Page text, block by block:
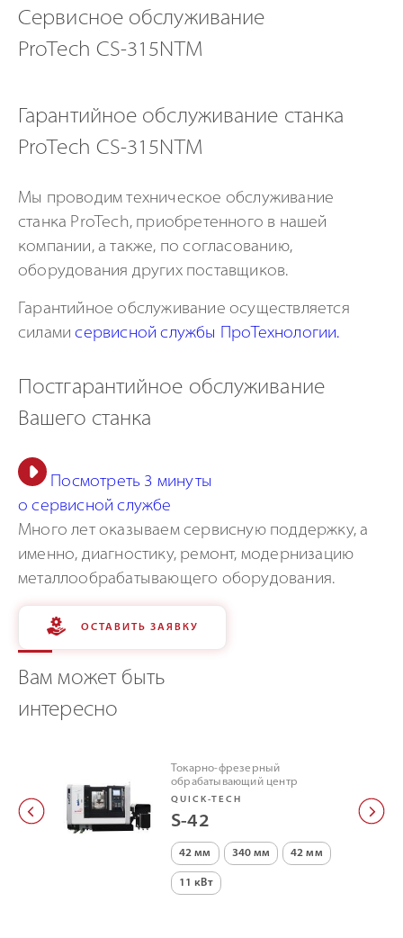
Сервисное обслуживание
ProTech CS-315NTM
Гарантийное обслуживание станка
ProTech CS-315NTM
Мы проводим техническое обслуживание
станка ProTech, приобретенного в нашей
компании, а также, по согласованию,
оборудования других поставщиков.
Гарантийное обслуживание осуществляется
силамисервисной службы ПроТехнологии.
Постгарантийное обслуживание
Вашего станка
Посмотреть 3 минуты
о сервисной службе
Много лет оказываем сервисную поддержку, а
именно, диагностику, ремонт, модернизацию
металлообрабатывающего оборудования.
ОСТАВИТЬ ЗАЯВКУ
Вам может быть
интересно
Токарно-фрезерный
обрабатывающий центр
QUICK-TECH
S-42
42 мм 340 мм 42 мм
11 кВт